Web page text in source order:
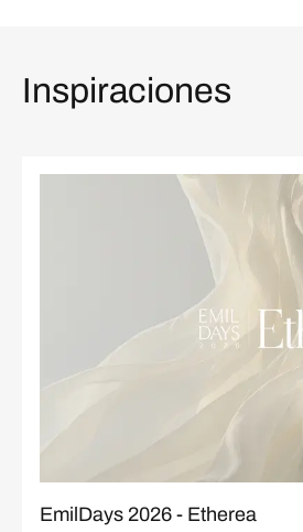
Inspiraciones
EmilDays 2026 - Etherea